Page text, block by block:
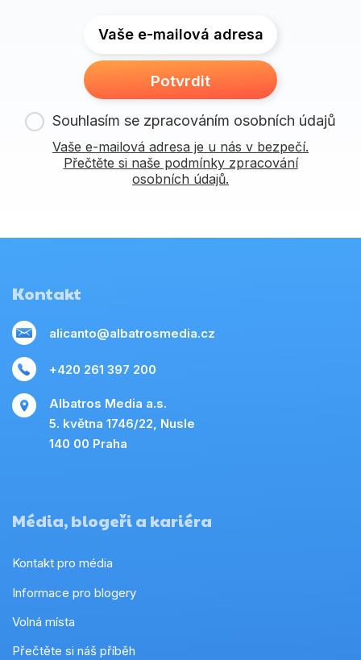
Vaše e-mailová adresa
Potvrdit
Souhlasím se zpracováním osobních údajů
Vaše e-mailová adresa je u nás v bezpečí.
Přečtěte si naše podmínky zpracování
osobních údajů.
Kontakt
alicanto@albatrosmedia.cz
+420 261 397 200
Albatros Media a.s.
5. května 1746/22, Nusle
140 00 Praha
Média, blogeři a kariéra
Kontakt pro média
Informace pro blogery
Volná místa
Přečtěte si náš příběh